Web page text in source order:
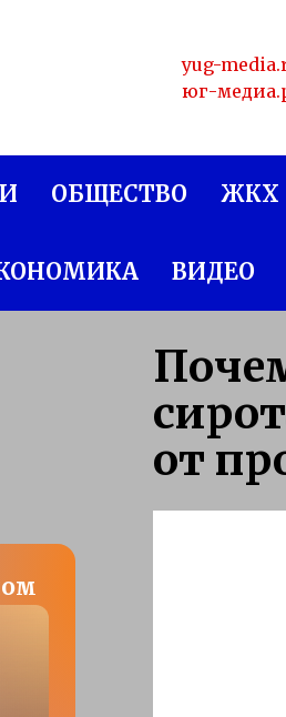
yug-
юг-
ОБЩЕСТВО ЖКХ
ВИДЕО
от